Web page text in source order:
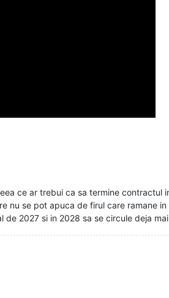
ce ar trebui ca sa termine
nu se pot apuca de firul care ramane
2027 si in 2028 sa se circule deja